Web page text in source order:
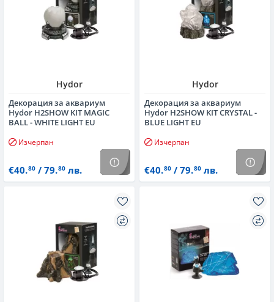
Hydor
Декорация за аквариум
Hydor H2SHOW KIT MAGIC
BALL - WHITE LIGHT EU
Изчерпан
€40.80/ 79.80лв.
Hydor
Декорация за аквариум
Hydor H2SHOW KIT CRYSTAL -
BLUE LIGHT EU
Изчерпан
€40.80/ 79.80лв.